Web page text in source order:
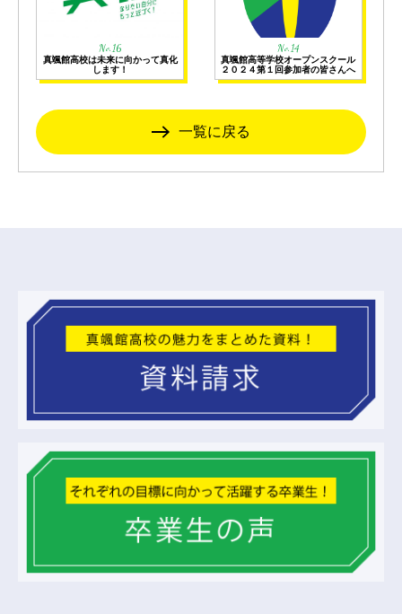
No.16
真颯館高校は未来に向かって真化
します！
No.14
真颯館高等学校オープンスクール
２０２４第１回参加者の皆さんへ
一覧に戻る